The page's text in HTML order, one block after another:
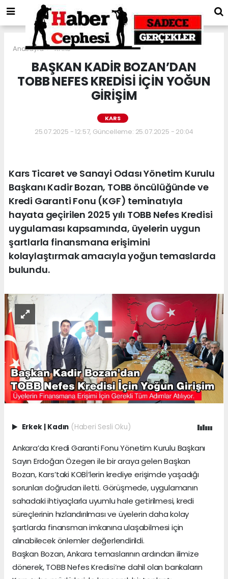
Anasayfa KARS
BAŞKAN KADİR BOZAN’DAN
TOBB NEFES KREDİSİ İÇİN YOĞUN
GİRİŞİM
KARS
25.07.2025 - 12:57, Güncelleme: 25.07.2025 - 20:04
Kars Ticaret ve Sanayi Odası Yönetim Kurulu
Başkanı Kadir Bozan, TOBB öncülüğünde ve
Kredi Garanti Fonu (KGF) teminatıyla
hayata geçirilen 2025 yılı TOBB Nefes Kredisi
uygulaması kapsamında, üyelerin uygun
şartlarla finansmana erişimini
kolaylaştırmak amacıyla yoğun temaslarda
bulundu.
Erkek | Kadın (Haberi Sesli Oku)
Ankara’da Kredi Garanti Fonu Yönetim Kurulu Başkanı
Sayın Erdoğan Özegen ile bir araya gelen Başkan
Bozan, Kars’taki KOBİ’lerin krediye erişimde yaşadığı
sorunları doğrudan iletti. Görüşmede, uygulamanın
sahadaki ihtiyaçlarla uyumlu hale getirilmesi, kredi
süreçlerinin hızlandırılması ve üyelerin daha kolay
şartlarda finansman imkanına ulaşabilmesi için
alınabilecek önlemler değerlendirildi.
Başkan Bozan, Ankara temaslarının ardından ilimize
dönerek, TOBB Nefes Kredisi’ne dahil olan bankaların